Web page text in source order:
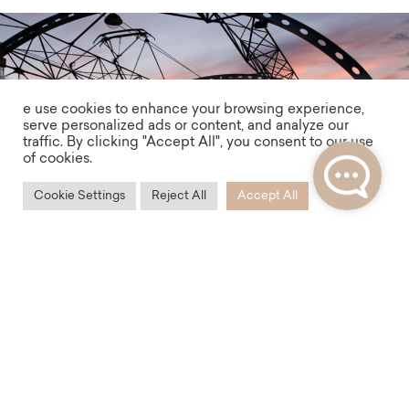
e use cookies to enhance your browsing experience,
serve personalized ads or content, and analyze our
traffic. By clicking "Accept All", you consent to our use
of cookies.
Cookie Settings Reject All Accept All